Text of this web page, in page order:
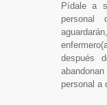
Pídale a
después
personal a